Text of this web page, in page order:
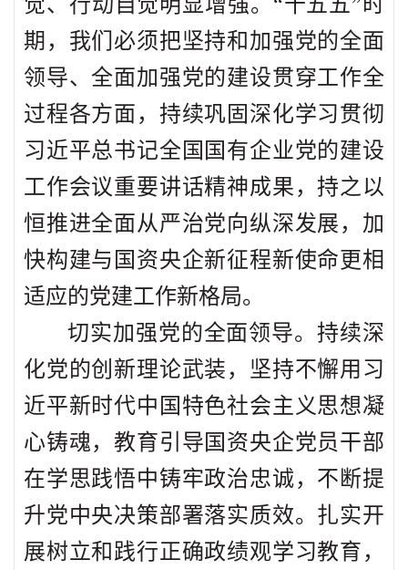
觉、行动自觉明显增强。“十五五”时
期，我们必须把坚持和加强党的全面
领导、全面加强党的建设贯穿工作全
过程各方面，持续巩固深化学习贯彻
习近平总书记全国国有企业党的建设
工作会议重要讲话精神成果，持之以
恒推进全面从严治党向纵深发展，加
快构建与国资央企新征程新使命更相
适应的党建工作新格局。
切实加强党的全面领导。持续深
化党的创新理论武装，坚持不懈用习
近平新时代中国特色社会主义思想凝
心铸魂，教育引导国资央企党员干部
在学思践悟中铸牢政治忠诚，不断提
升党中央决策部署落实质效。扎实开
展树立和践行正确政绩观学习教育，